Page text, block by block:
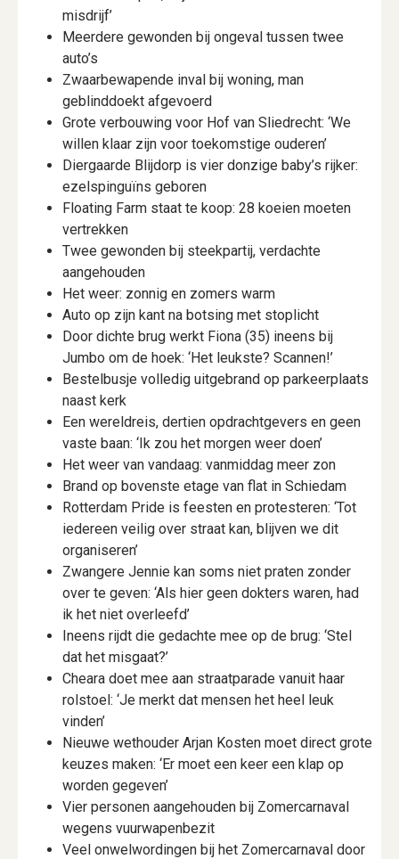
misdrijf’
Meerdere gewonden bij ongeval tussen twee
auto’s
Zwaarbewapende inval bij woning, man
geblinddoekt afgevoerd
Grote verbouwing voor Hof van Sliedrecht: ‘We
willen klaar zijn voor toekomstige ouderen’
Diergaarde Blijdorp is vier donzige baby’s rijker:
ezelspinguïns geboren
Floating Farm staat te koop: 28 koeien moeten
vertrekken
Twee gewonden bij steekpartij, verdachte
aangehouden
Het weer: zonnig en zomers warm
Auto op zijn kant na botsing met stoplicht
Door dichte brug werkt Fiona (35) ineens bij
Jumbo om de hoek: ‘Het leukste? Scannen!’
Bestelbusje volledig uitgebrand op parkeerplaats
naast kerk
Een wereldreis, dertien opdrachtgevers en geen
vaste baan: ‘Ik zou het morgen weer doen’
Het weer van vandaag: vanmiddag meer zon
Brand op bovenste etage van flat in Schiedam
Rotterdam Pride is feesten en protesteren: ‘Tot
iedereen veilig over straat kan, blijven we dit
organiseren’
Zwangere Jennie kan soms niet praten zonder
over te geven: ‘Als hier geen dokters waren, had
ik het niet overleefd’
Ineens rijdt die gedachte mee op de brug: ‘Stel
dat het misgaat?’
Cheara doet mee aan straatparade vanuit haar
rolstoel: ‘Je merkt dat mensen het heel leuk
vinden’
Nieuwe wethouder Arjan Kosten moet direct grote
keuzes maken: ‘Er moet een keer een klap op
worden gegeven’
Vier personen aangehouden bij Zomercarnaval
wegens vuurwapenbezit
Veel onwelwordingen bij het Zomercarnaval door